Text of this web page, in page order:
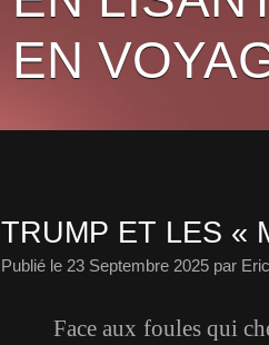
EN
TRUMP ET LES «
Publié le 23 Septembre 2025 par
Face aux foules qui